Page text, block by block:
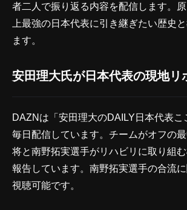
者二人で振り返る内容を配信します。
上最強の日本代表に引き継ぎたい歴史
ます。
安田理大氏が日本代表の現地リ
DAZNは「安田理大のDAILY日本代表こ
毎日配信しています。チームがオフの
将と南野拓実選手がリハビリに取り組
報告しています。南野拓実選手の合流
視聴可能です。